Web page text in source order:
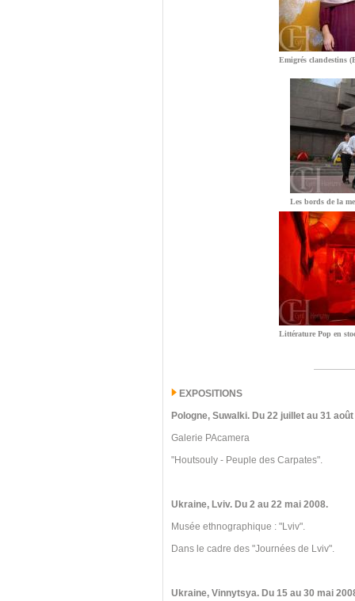
Emigrés clandestins
Les bords de la
Littérature Pop en
EXPOSITIONS
Pologne, Suwalki. Du 22 juillet au 31
Galerie PAcamera
"Houtsouly - Peuple des Carpates".
Ukraine, Lviv. Du 2 au 22 mai 2008.
Musée ethnographique : "Lviv".
Dans le cadre des "Journées de Lviv".
Ukraine, Vinnytsya. Du 15 au 30 mai